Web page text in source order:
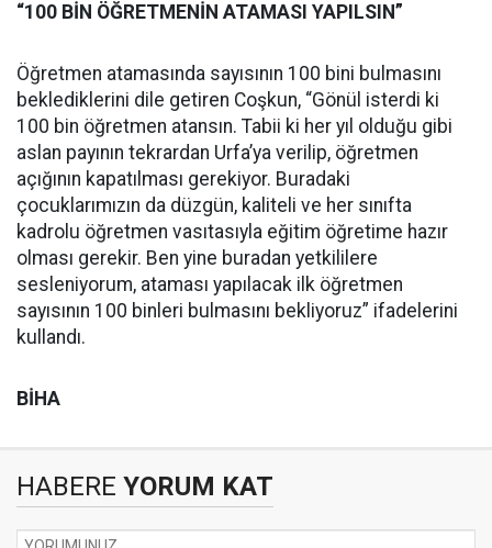
“100 BİN ÖĞRETMENİN ATAMASI YAPILSIN”
Öğretmen atamasında sayısının 100 bini bulmasını
beklediklerini dile getiren Coşkun, “Gönül isterdi ki
100 bin öğretmen atansın. Tabii ki her yıl olduğu gibi
aslan payının tekrardan Urfa’ya verilip, öğretmen
açığının kapatılması gerekiyor. Buradaki
çocuklarımızın da düzgün, kaliteli ve her sınıfta
kadrolu öğretmen vasıtasıyla eğitim öğretime hazır
olması gerekir. Ben yine buradan yetkililere
sesleniyorum, ataması yapılacak ilk öğretmen
sayısının 100 binleri bulmasını bekliyoruz” ifadelerini
kullandı.
BİHA
HABERE YORUM KAT